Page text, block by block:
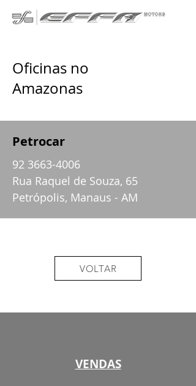
Oficinas no
Amazonas
Petrocar
92 3663-4006
Rua Raquel de Souza, 65
Petrópolis, Manaus - AM
VOLTAR
VENDAS